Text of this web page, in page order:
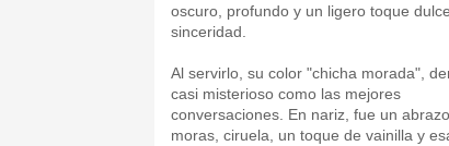
oscuro, profundo y un ligero toque
sinceridad.
Al servirlo, su color "chicha morada",
casi misterioso como las mejores
conversaciones. En nariz, fue un
moras, ciruela, un toque de vainilla y